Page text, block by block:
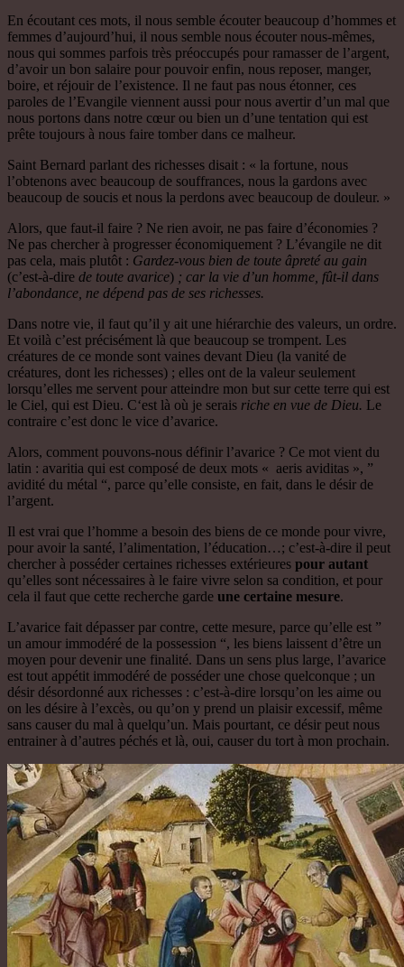
En écoutant ces mots, il nous semble écouter beaucoup d’hommes et
femmes d’aujourd’hui, il nous semble nous écouter nous-mêmes,
nous qui sommes parfois très préoccupés pour ramasser de l’argent,
d’avoir un bon salaire pour pouvoir enfin, nous reposer, manger,
boire, et réjouir de l’existence. Il ne faut pas nous étonner, ces
paroles de l’Evangile viennent aussi pour nous avertir d’un mal que
nous portons dans notre cœur ou bien un d’une tentation qui est
prête toujours à nous faire tomber dans ce malheur.
Saint Bernard parlant des richesses disait : « la fortune, nous
l’obtenons avec beaucoup de souffrances, nous la gardons avec
beaucoup de soucis et nous la perdons avec beaucoup de douleur. »
Alors, que faut-il faire ? Ne rien avoir, ne pas faire d’économies ?
Ne pas chercher à progresser économiquement ? L’évangile ne dit
pas cela, mais plutôt : Gardez-vous bien de toute âpreté au gain
(c’est-à-dire de toute avarice) ; car la vie d’un homme, fût-il dans
l’abondance, ne dépend pas de ses richesses.
Dans notre vie, il faut qu’il y ait une hiérarchie des valeurs, un ordre.
Et voilà c’est précisément là que beaucoup se trompent. Les
créatures de ce monde sont vaines devant Dieu (la vanité de
créatures, dont les richesses) ; elles ont de la valeur seulement
lorsqu’elles me servent pour atteindre mon but sur cette terre qui est
le Ciel, qui est Dieu. C‘est là où je serais riche en vue de Dieu. Le
contraire c’est donc le vice d’avarice.
Alors, comment pouvons-nous définir l’avarice ? Ce mot vient du
latin : avaritia qui est composé de deux mots « aeris aviditas », ”
avidité du métal “, parce qu’elle consiste, en fait, dans le désir de
l’argent.
Il est vrai que l’homme a besoin des biens de ce monde pour vivre,
pour avoir la santé, l’alimentation, l’éducation…; c’est-à-dire il peut
chercher à posséder certaines richesses extérieures pour autant
qu’elles sont nécessaires à le faire vivre selon sa condition, et pour
cela il faut que cette recherche garde une certaine mesure.
L’avarice fait dépasser par contre, cette mesure, parce qu’elle est ”
un amour immodéré de la possession “, les biens laissent d’être un
moyen pour devenir une finalité. Dans un sens plus large, l’avarice
est tout appétit immodéré de posséder une chose quelconque ; un
désir désordonné aux richesses : c’est-à-dire lorsqu’on les aime ou
on les désire à l’excès, ou qu’on y prend un plaisir excessif, même
sans causer du mal à quelqu’un. Mais pourtant, ce désir peut nous
entrainer à d’autres péchés et là, oui, causer du tort à mon prochain.